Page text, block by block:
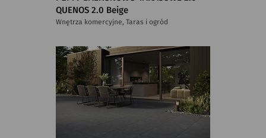
QUENOS 2.0 Beige
Wnętrza komercyjne, Taras i ogród